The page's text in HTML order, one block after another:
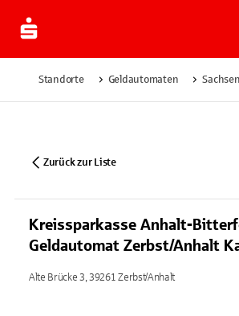
Standorte Geldautomaten
Zurück zur Liste
Kreissparkasse Anhalt-
Geldautomat Zerbst/Anhalt
Alte Brücke 3, 39261 Zerbst/Anhalt